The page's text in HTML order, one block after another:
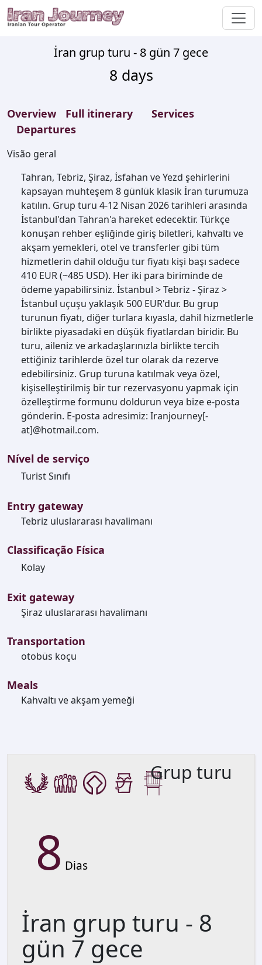
İran grup turu - 8 gün 7 gece
8 days
Overview Full itinerary
Services
Departures
Visão geral
Tahran, Tebriz, Şiraz, İsfahan ve Yezd şehirlerini
kapsayan muhteşem 8 günlük klasik İran turumuza
katılın. Grup turu 4-12 Nisan 2026 tarihleri ​​arasında
İstanbul'dan Tahran'a hareket edecektir. Türkçe
konuşan rehber eşliğinde giriş biletleri, kahvaltı ve
akşam yemekleri, otel ve transferler gibi tüm
hizmetlerin dahil olduğu tur fiyatı kişi başı sadece
410 EUR (~485 USD). Her iki para biriminde de
ödeme yapabilirsiniz. İstanbul > Tebriz - Şiraz >
İstanbul uçuşu yaklaşık 500 EUR'dur. Bu grup
turunun fiyatı, diğer turlara kıyasla, dahil hizmetlerle
birlikte piyasadaki en düşük fiyatlardan biridir. Bu
turu, aileniz ve arkadaşlarınızla birlikte tercih
ettiğiniz tarihlerde özel tur olarak da rezerve
edebilirsiniz. Grup turuna katılmak veya özel,
kişiselleştirilmiş bir tur rezervasyonu yapmak için
özelleştirme formunu doldurun veya bize e-posta
gönderin. E-posta adresimiz: Iranjourney[-
at]@hotmail.com.
Nível de serviço
Turist Sınıfı
Entry gateway
Tebriz uluslararası havalimanı
Classificação Física
Kolay
Exit gateway
Şiraz uluslararası havalimanı
Transportation
otobüs koçu
Meals
Kahvaltı ve akşam yemeği
Grup turu
8 Dias
İran grup turu - 8
gün 7 gece